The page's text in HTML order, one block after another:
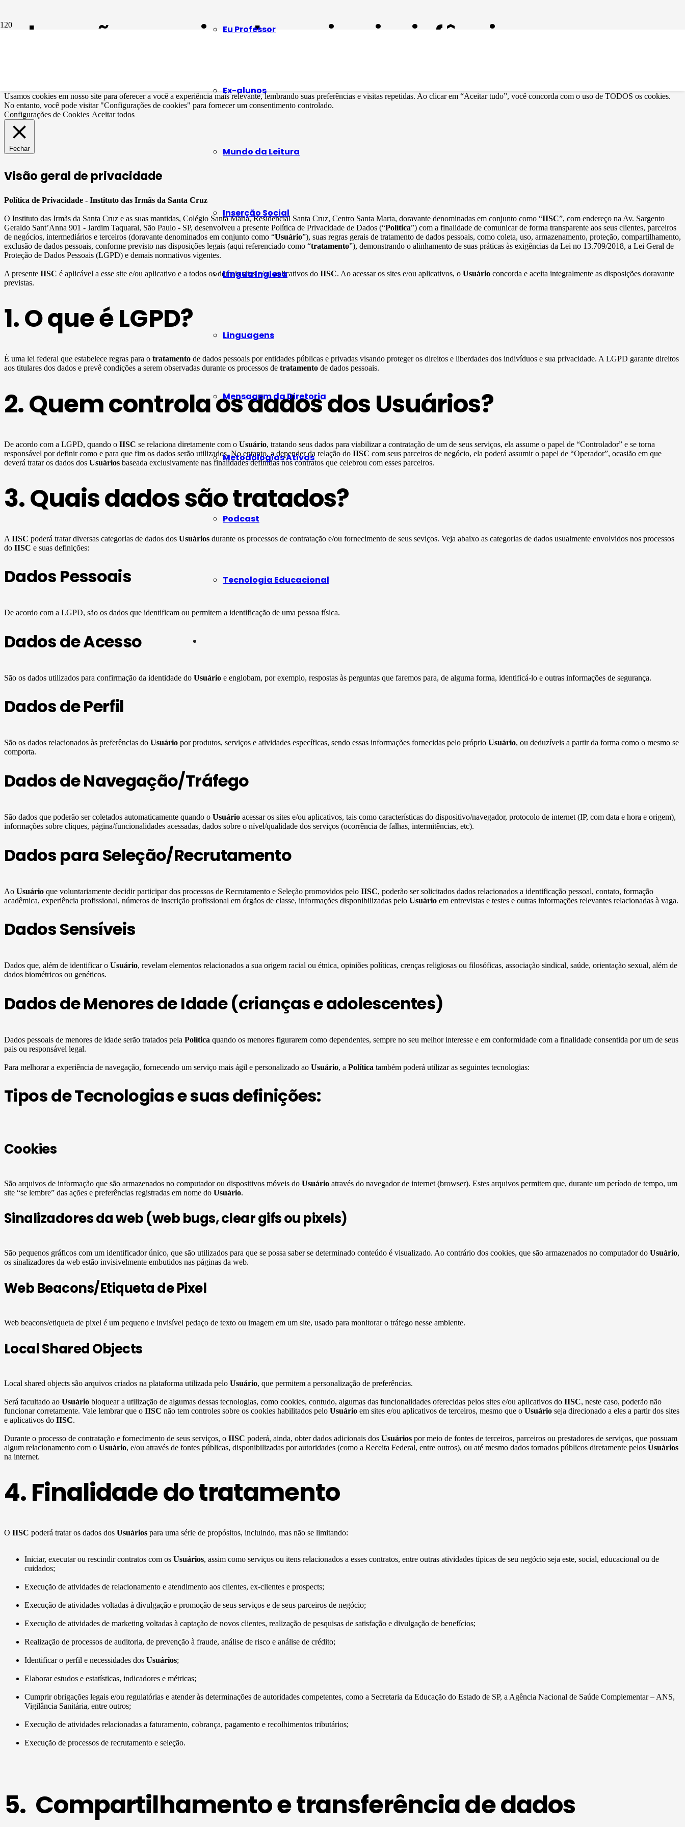
Eu Professor
Ex-alunos
Mundo da Leitura
Inserção Social
Língua Inglesa
Linguagens
Mensagem da Diretoria
Metodologias Ativas
Podcast
Tecnologia Educacional
educação emocional na primeira infância
Usamos cookies em nosso site para oferecer a você a experiência mais relevante, lembrando suas preferências e visitas repetidas. Ao clicar em “Aceitar tudo”, você concorda com o uso de TODOS os cookies.
No entanto, você pode visitar "Configurações de cookies" para fornecer um consentimento controlado.
Configurações de Cookies Aceitar todos
Fechar
Visão geral de privacidade
Política de Privacidade - Instituto das Irmãs da Santa Cruz
O Instituto das Irmãs da Santa Cruz e as suas mantidas, Colégio Santa Maria, Residencial Santa Cruz, Centro Santa Marta, doravante denominadas em conjunto como “IISC”, com endereço na Av. Sargento
Geraldo Sant’Anna 901 - Jardim Taquaral, São Paulo - SP, desenvolveu a presente Política de Privacidade de Dados (“Política”) com a finalidade de comunicar de forma transparente aos seus clientes, parceiros
de negócios, intermediários e terceiros (doravante denominados em conjunto como “Usuário”), suas regras gerais de tratamento de dados pessoais, como coleta, uso, armazenamento, proteção, compartilhamento,
exclusão de dados pessoais, conforme previsto nas disposições legais (aqui referenciado como “tratamento”), demonstrando o alinhamento de suas práticas às exigências da Lei no 13.709/2018, a Lei Geral de
Proteção de Dados Pessoais (LGPD) e demais normativos vigentes.
A presente IISC é aplicável a esse site e/ou aplicativo e a todos os demais sites e/ou aplicativos do IISC. Ao acessar os sites e/ou aplicativos, o Usuário concorda e aceita integralmente as disposições doravante
previstas.
1. O que é LGPD?
É uma lei federal que estabelece regras para o tratamento de dados pessoais por entidades públicas e privadas visando proteger os direitos e liberdades dos indivíduos e sua privacidade. A LGPD garante direitos
aos titulares dos dados e prevê condições a serem observadas durante os processos de tratamento de dados pessoais.
2. Quem controla os dados dos Usuários?
De acordo com a LGPD, quando o IISC se relaciona diretamente com o Usuário, tratando seus dados para viabilizar a contratação de um de seus serviços, ela assume o papel de “Controlador” e se torna
responsável por definir como e para que fim os dados serão utilizados. No entanto, a depender da relação do IISC com seus parceiros de negócio, ela poderá assumir o papel de “Operador”, ocasião em que
deverá tratar os dados dos Usuários baseada exclusivamente nas finalidades definidas nos contratos que celebrou com esses parceiros.
3. Quais dados são tratados?
A IISC poderá tratar diversas categorias de dados dos Usuários durante os processos de contratação e/ou fornecimento de seus seviços. Veja abaixo as categorias de dados usualmente envolvidos nos processos
do IISC e suas definições:
Dados Pessoais
De acordo com a LGPD, são os dados que identificam ou permitem a identificação de uma pessoa física.
Dados de Acesso
São os dados utilizados para confirmação da identidade do Usuário e englobam, por exemplo, respostas às perguntas que faremos para, de alguma forma, identificá-lo e outras informações de segurança.
Dados de Perfil
São os dados relacionados às preferências do Usuário por produtos, serviços e atividades específicas, sendo essas informações fornecidas pelo próprio Usuário, ou deduzíveis a partir da forma como o mesmo se
comporta.
Dados de Navegação/Tráfego
São dados que poderão ser coletados automaticamente quando o Usuário acessar os sites e/ou aplicativos, tais como características do dispositivo/navegador, protocolo de internet (IP, com data e hora e origem),
informações sobre cliques, página/funcionalidades acessadas, dados sobre o nível/qualidade dos serviços (ocorrência de falhas, intermitências, etc).
Dados para Seleção/Recrutamento
Ao Usuário que voluntariamente decidir participar dos processos de Recrutamento e Seleção promovidos pelo IISC, poderão ser solicitados dados relacionados a identificação pessoal, contato, formação
acadêmica, experiência profissional, números de inscrição profissional em órgãos de classe, informações disponibilizadas pelo Usuário em entrevistas e testes e outras informações relevantes relacionadas à vaga.
Dados Sensíveis
Dados que, além de identificar o Usuário, revelam elementos relacionados a sua origem racial ou étnica, opiniões políticas, crenças religiosas ou filosóficas, associação sindical, saúde, orientação sexual, além de
dados biométricos ou genéticos.
Dados de Menores de Idade (crianças e adolescentes)
Dados pessoais de menores de idade serão tratados pela Política quando os menores figurarem como dependentes, sempre no seu melhor interesse e em conformidade com a finalidade consentida por um de seus
pais ou responsável legal.
Para melhorar a experiência de navegação, fornecendo um serviço mais ágil e personalizado ao Usuário, a Política também poderá utilizar as seguintes tecnologias:
Tipos de Tecnologias e suas definições:
Cookies
São arquivos de informação que são armazenados no computador ou dispositivos móveis do Usuário através do navegador de internet (browser). Estes arquivos permitem que, durante um período de tempo, um
site “se lembre” das ações e preferências registradas em nome do Usuário.
Sinalizadores da web (web bugs, clear gifs ou pixels)
São pequenos gráficos com um identificador único, que são utilizados para que se possa saber se determinado conteúdo é visualizado. Ao contrário dos cookies, que são armazenados no computador do Usuário,
os sinalizadores da web estão invisivelmente embutidos nas páginas da web.
Web Beacons/Etiqueta de Pixel
Web beacons/etiqueta de pixel é um pequeno e invisível pedaço de texto ou imagem em um site, usado para monitorar o tráfego nesse ambiente.
Local Shared Objects
Local shared objects são arquivos criados na plataforma utilizada pelo Usuário, que permitem a personalização de preferências.
Será facultado ao Usuário bloquear a utilização de algumas dessas tecnologias, como cookies, contudo, algumas das funcionalidades oferecidas pelos sites e/ou aplicativos do IISC, neste caso, poderão não
funcionar corretamente. Vale lembrar que o IISC não tem controles sobre os cookies habilitados pelo Usuário em sites e/ou aplicativos de terceiros, mesmo que o Usuário seja direcionado a eles a partir dos sites
e aplicativos do IISC.
Durante o processo de contratação e fornecimento de seus serviços, o IISC poderá, ainda, obter dados adicionais dos Usuários por meio de fontes de terceiros, parceiros ou prestadores de serviços, que possuam
algum relacionamento com o Usuário, e/ou através de fontes públicas, disponibilizadas por autoridades (como a Receita Federal, entre outros), ou até mesmo dados tornados públicos diretamente pelos Usuários
na internet.
4. Finalidade do tratamento
O IISC poderá tratar os dados dos Usuários para uma série de propósitos, incluindo, mas não se limitando:
Iniciar, executar ou rescindir contratos com os Usuários, assim como serviços ou itens relacionados a esses contratos, entre outras atividades típicas de seu negócio seja este, social, educacional ou de
cuidados;
Execução de atividades de relacionamento e atendimento aos clientes, ex-clientes e prospects;
Execução de atividades voltadas à divulgação e promoção de seus serviços e de seus parceiros de negócio;
Execução de atividades de marketing voltadas à captação de novos clientes, realização de pesquisas de satisfação e divulgação de benefícios;
Realização de processos de auditoria, de prevenção à fraude, análise de risco e análise de crédito;
Identificar o perfil e necessidades dos Usuários;
Elaborar estudos e estatísticas, indicadores e métricas;
Cumprir obrigações legais e/ou regulatórias e atender às determinações de autoridades competentes, como a Secretaria da Educação do Estado de SP, a Agência Nacional de Saúde Complementar – ANS,
Vigilância Sanitária, entre outros;
Execução de atividades relacionadas a faturamento, cobrança, pagamento e recolhimentos tributários;
Execução de processos de recrutamento e seleção.
5. Compartilhamento e transferência de dados